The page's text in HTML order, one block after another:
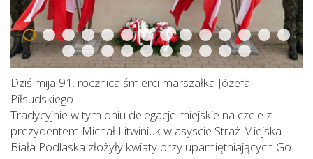
Dziś mija 91. rocznica śmierci marszałka Józefa
Piłsudskiego.
Tradycyjnie w tym dniu delegacje miejskie na czele z
prezydentem Michał Litwiniuk w asyscie Straż Miejska
Biała Podlaska złożyły kwiaty przy upamiętniających Go